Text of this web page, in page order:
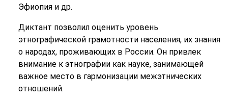
Эфиопия и др.
Диктант позволил оценить уровень
этнографической грамотности населения, их знания
о народах, проживающих в России. Он привлек
внимание к этнографии как науке, занимающей
важное место в гармонизации межэтнических
отношений.